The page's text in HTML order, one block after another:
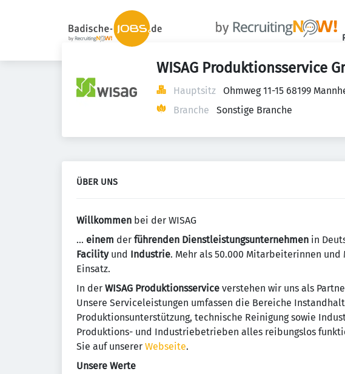
WISAG Produktionsservice
Hauptsitz
Ohmweg 11-15 68199
Branche
Sonstige Branche
ÜBER UNS
Willkommen bei der WISAG
… einem der führenden Dienstleistungsunternehmen in
Facility und Industrie. Mehr als 50.000 Mitarbeiterinnen
Einsatz.
In der WISAG Produktionsservice verstehen wir uns als
Unsere Serviceleistungen umfassen die Bereiche
Produktionsunterstützung, technische Reinigung sowie
Produktions- und Industriebetrieben alles reibungslos
Sie auf unserer Webseite.
Unsere Werte